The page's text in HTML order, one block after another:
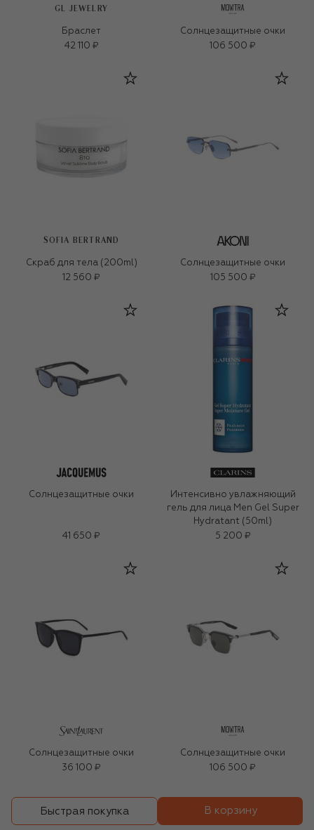
GL JEWELRY
Браслет
42 110 ₽
Солнцезащитные очки
106 500 ₽
SOFIA BERTRAND
Скраб для тела (200ml)
12 560 ₽
Солнцезащитные очки
105 500 ₽
Солнцезащитные очки
41 650 ₽
Интенсивно увлажняющий
гель для лица Men Gel Super
Hydratant (50ml)
5 200 ₽
Солнцезащитные очки
36 100 ₽
Солнцезащитные очки
106 500 ₽
Быстрая покупка В корзину